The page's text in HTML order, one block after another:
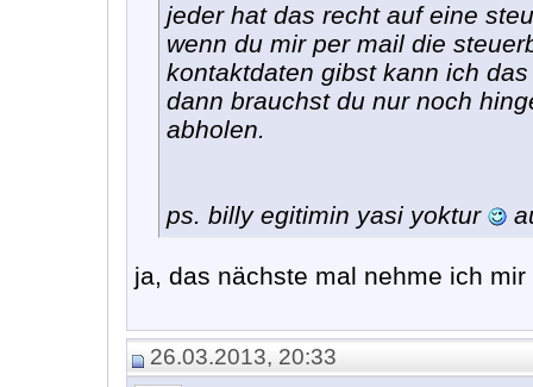
jeder hat das recht auf eine
wenn du mir per mail die
kontaktdaten gibst kann ich
dann brauchst du nur noch
abholen.
ps. billy egitimin yasi yoktur
ja, das nächste mal nehme ich
26.03.2013, 20:33